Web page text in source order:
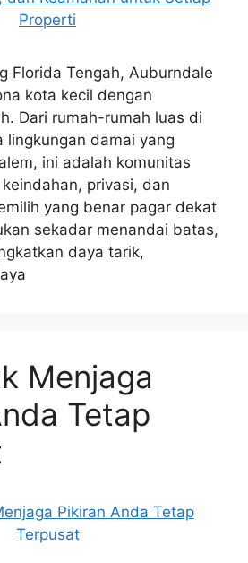
Florida Tengah, Auburndale
kota kecil dengan
Dari rumah-rumah luas di
lingkungan damai yang
ini adalah komunitas
privasi, dan
yang benar pagar dekat
sekadar menandai batas,
daya tarik,
Menjaga
Tetap